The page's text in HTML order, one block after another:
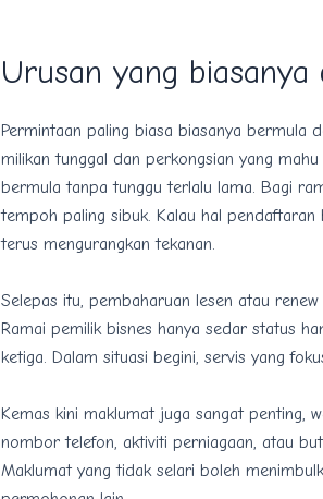
Urusan yang
Permintaan paling biasa biasanya bermula
milikan tunggal dan perkongsian yang
bermula tanpa tunggu terlalu lama. Bagi
tempoh paling sibuk. Kalau hal pendaftaran
terus mengurangkan tekanan.
Selepas itu, pembaharuan lesen atau
Ramai pemilik bisnes hanya sedar status
ketiga. Dalam situasi begini, servis yang
Kemas kini maklumat juga sangat penting,
nombor telefon, aktiviti perniagaan, atau
Maklumat yang tidak selari boleh